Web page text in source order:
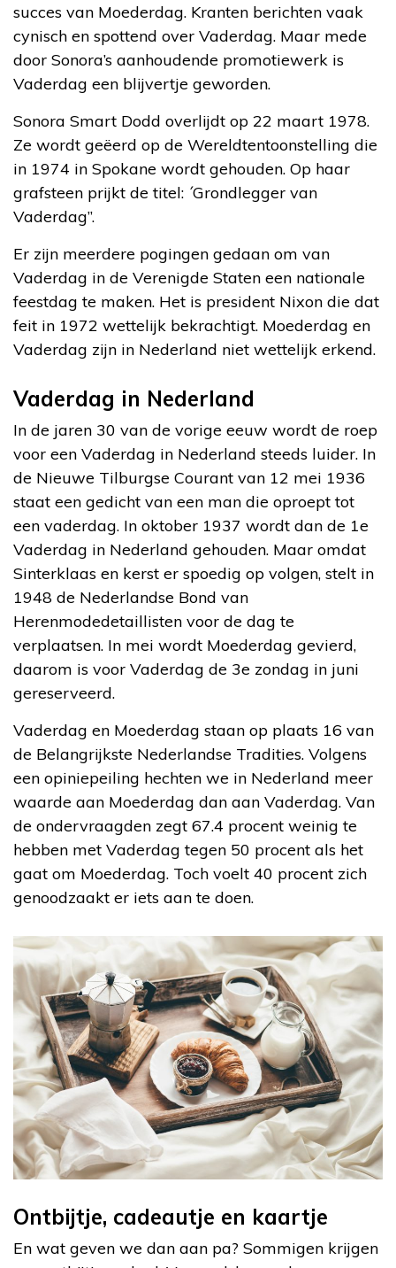
succes van Moederdag. Kranten berichten vaak
cynisch en spottend over Vaderdag. Maar mede
door Sonora’s aanhoudende promotiewerk is
Vaderdag een blijvertje geworden.
Sonora Smart Dodd overlijdt op 22 maart 1978.
Ze wordt geëerd op de Wereldtentoonstelling die
in 1974 in Spokane wordt gehouden. Op haar
grafsteen prijkt de titel: ´Grondlegger van
Vaderdag”.
Er zijn meerdere pogingen gedaan om van
Vaderdag in de Verenigde Staten een nationale
feestdag te maken. Het is president Nixon die dat
feit in 1972 wettelijk bekrachtigt. Moederdag en
Vaderdag zijn in Nederland niet wettelijk erkend.
Vaderdag in Nederland
In de jaren 30 van de vorige eeuw wordt de roep
voor een Vaderdag in Nederland steeds luider. In
de Nieuwe Tilburgse Courant van 12 mei 1936
staat een gedicht van een man die oproept tot
een vaderdag. In oktober 1937 wordt dan de 1e
Vaderdag in Nederland gehouden. Maar omdat
Sinterklaas en kerst er spoedig op volgen, stelt in
1948 de Nederlandse Bond van
Herenmodedetaillisten voor de dag te
verplaatsen. In mei wordt Moederdag gevierd,
daarom is voor Vaderdag de 3e zondag in juni
gereserveerd.
Vaderdag en Moederdag staan op plaats 16 van
de Belangrijkste Nederlandse Tradities. Volgens
een opiniepeiling hechten we in Nederland meer
waarde aan Moederdag dan aan Vaderdag. Van
de ondervraagden zegt 67.4 procent weinig te
hebben met Vaderdag tegen 50 procent als het
gaat om Moederdag. Toch voelt 40 procent zich
genoodzaakt er iets aan te doen.
Ontbijtje, cadeautje en kaartje
En wat geven we dan aan pa? Sommigen krijgen